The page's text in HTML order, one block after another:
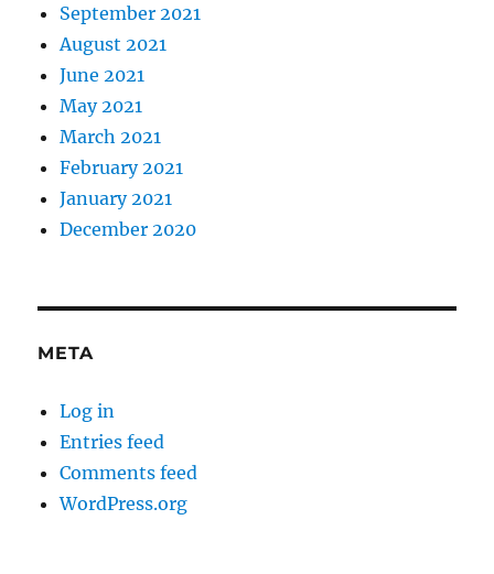
September 2021
August 2021
June 2021
May 2021
March 2021
February 2021
January 2021
December 2020
META
Log in
Entries feed
Comments feed
WordPress.org